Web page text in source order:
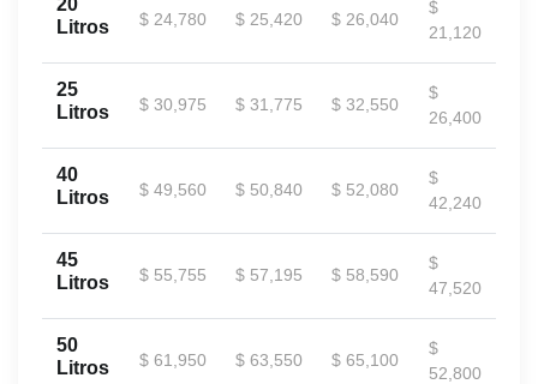
Litros
$ 24,780 $ 25,420 $ 26,040
$
21,120
25
Litros
$ 30,975 $ 31,775 $ 32,550
$
26,400
40
Litros
$ 49,560 $ 50,840 $ 52,080
$
42,240
45
Litros
$ 55,755 $ 57,195 $ 58,590
$
47,520
50
Litros
$ 61,950 $ 63,550 $ 65,100
$
52,800